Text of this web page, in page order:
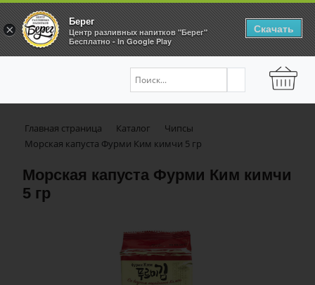
Главная страница Каталог
Чипсы
Морская капуста Фурми Ким кимчи 5 гр
Морская капуста Фурми Ким кимчи
5 гр
×
Берег
Центр разливных напитков "Берег"
Бесплатно - In Google Play
Скачать